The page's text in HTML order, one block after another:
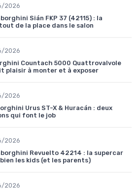
2026
Sián FKP 37 (42115) : la
de la place dans le salon
2026
Countach 5000 Quattrovalvole
plaisir à monter et à exposer
2026
Urus ST-X & Huracán : deux
qui font le job
2026
Revuelto 42214 : la supercar
les kids (et les parents)
2026